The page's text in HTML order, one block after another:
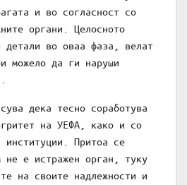
и во согласност со
органи. Целосното
детали во оваа фаза, велат
можело да ги наруши
дека тесно соработува
на УЕФА, како и со
институции. Притоа се
не е истражен орган, туку
на своите надлежности и